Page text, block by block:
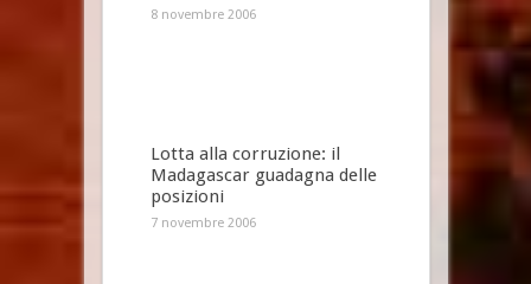
8 novembre 2006
Lotta alla corruzione: il
Madagascar guadagna delle
posizioni
7 novembre 2006